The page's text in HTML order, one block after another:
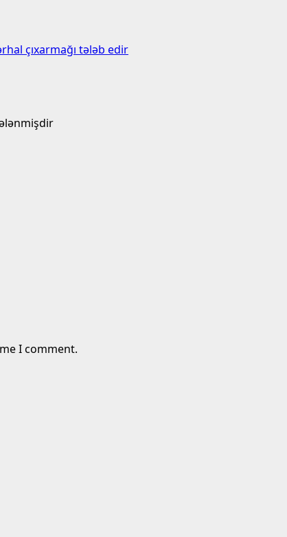
çıxarmağı tələb edir
I comment.